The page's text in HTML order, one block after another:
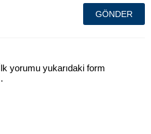
yorumu yukarıdaki form